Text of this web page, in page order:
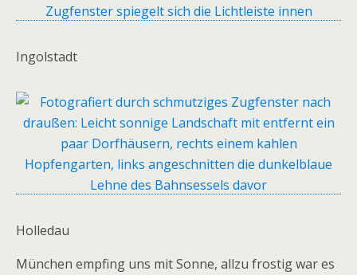
Ingolstadt
Holledau
München empfing uns mit Sonne, allzu frostig war es